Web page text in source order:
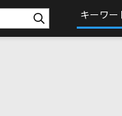
キーワー